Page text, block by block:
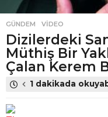
GÜNDEM ,VIDEO
Dizilerdeki
Müthiş Bir
Çalan Kerem
1 dakikada